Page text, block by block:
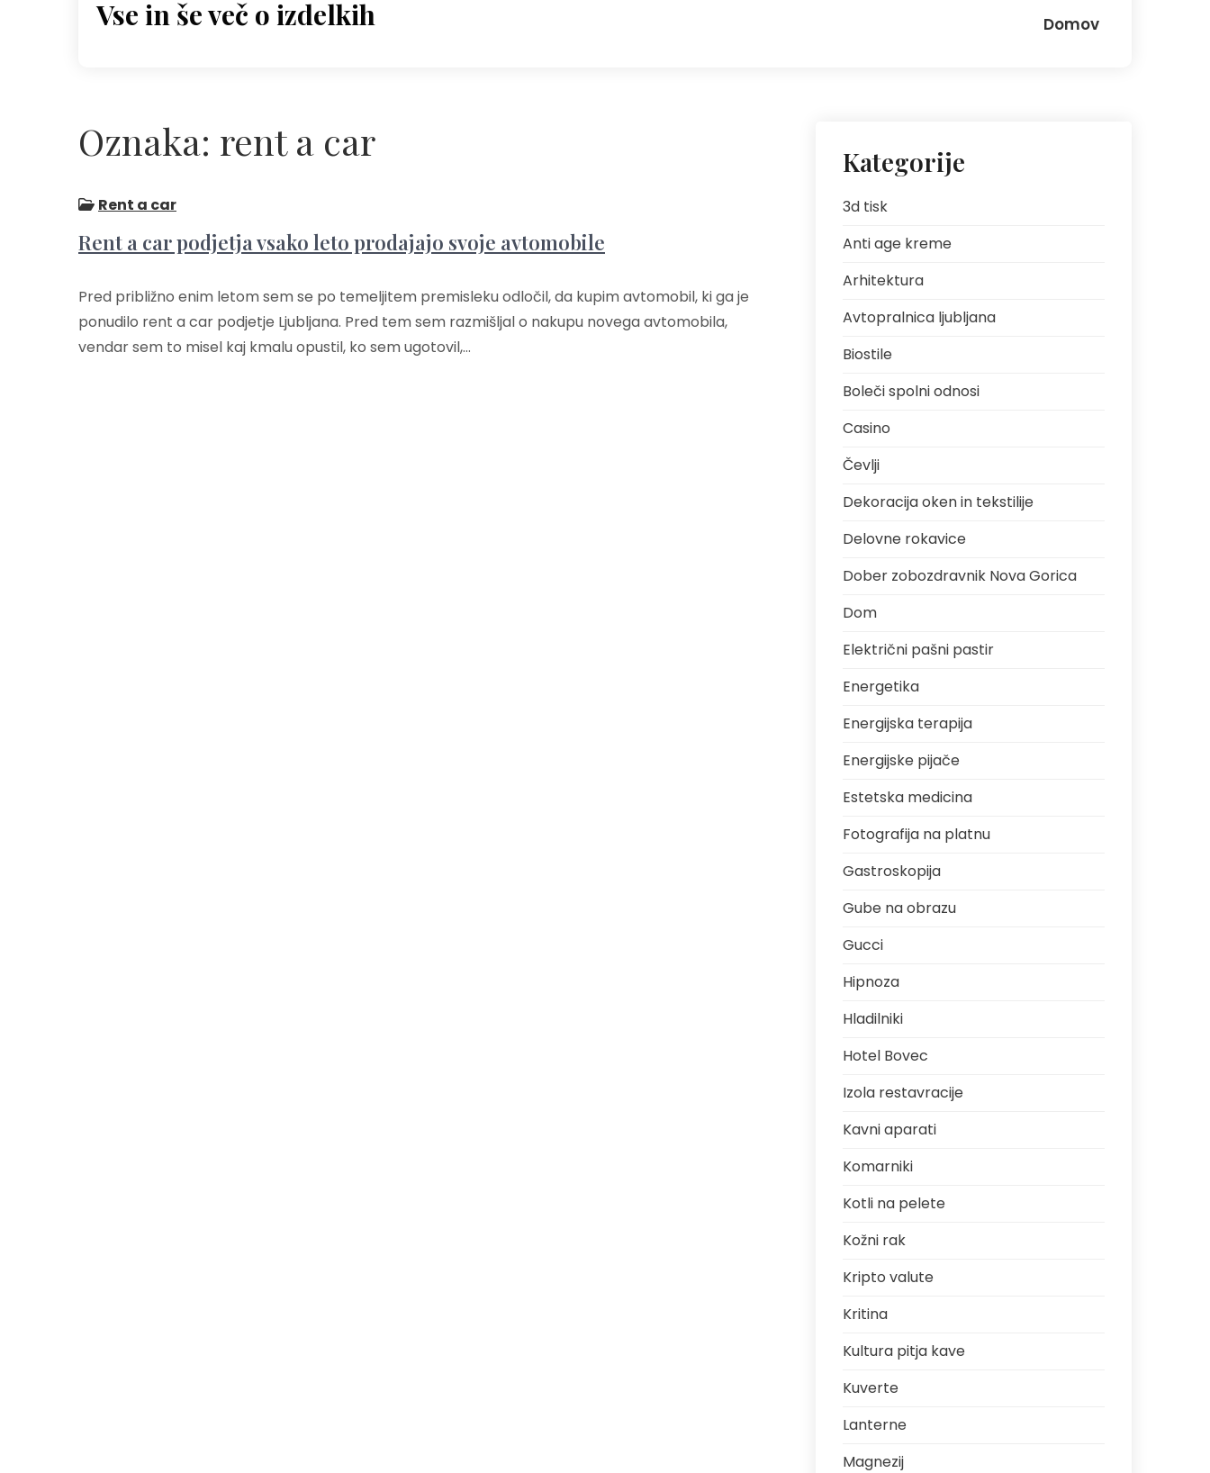
Vse in še več o izdelkih Domov
Oznaka: rent a car
Rent a car
Rent a car podjetja vsako leto prodajajo svoje avtomobile
Pred približno enim letom sem se po temeljitem premisleku odločil, da kupim avtomobil, ki ga je
ponudilo rent a car podjetje Ljubljana. Pred tem sem razmišljal o nakupu novega avtomobila,
vendar sem to misel kaj kmalu opustil, ko sem ugotovil,…
Kategorije
3d tisk
Anti age kreme
Arhitektura
Avtopralnica ljubljana
Biostile
Boleči spolni odnosi
Casino
Čevlji
Dekoracija oken in tekstilije
Delovne rokavice
Dober zobozdravnik Nova Gorica
Dom
Električni pašni pastir
Energetika
Energijska terapija
Energijske pijače
Estetska medicina
Fotografija na platnu
Gastroskopija
Gube na obrazu
Gucci
Hipnoza
Hladilniki
Hotel Bovec
Izola restavracije
Kavni aparati
Komarniki
Kotli na pelete
Kožni rak
Kripto valute
Kritina
Kultura pitja kave
Kuverte
Lanterne
Magnezij